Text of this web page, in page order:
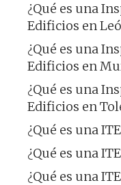
¿Qué es una
Edificios en
¿Qué es una
Edificios en
¿Qué es una
Edificios en
¿Qué es una
¿Qué es una
¿Qué es una